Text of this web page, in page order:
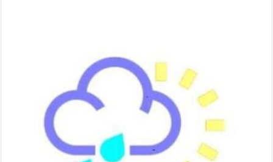
على
أغلبها